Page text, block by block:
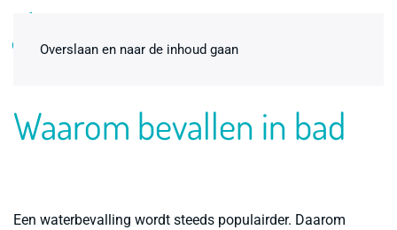
Overslaan en naar de inhoud gaan
Waarom bevallen in bad
Een waterbevalling wordt steeds populairder. Daarom